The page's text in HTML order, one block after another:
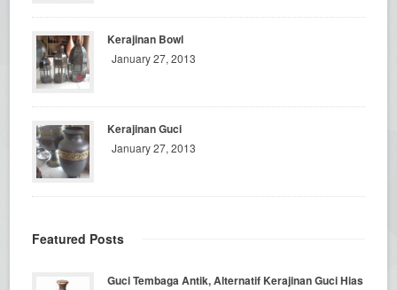
Kerajinan Bowl
January 27, 2013
Kerajinan Guci
January 27, 2013
Featured Posts
Guci Tembaga Antik, Alternatif Kerajinan Guci Hias